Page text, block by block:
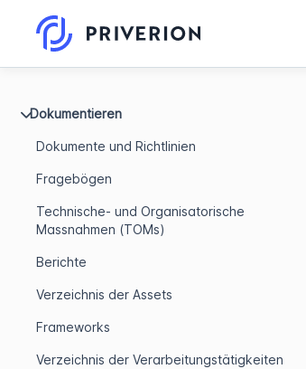
Dokumentieren
Dokumente und Richtlinien
Fragebögen
Technische- und Organisatorische
Massnahmen (TOMs)
Berichte
Verzeichnis der Assets
Frameworks
Verzeichnis der Verarbeitungstätigkeiten